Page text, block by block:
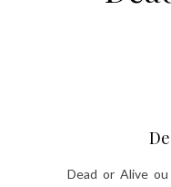
Dead or Alive